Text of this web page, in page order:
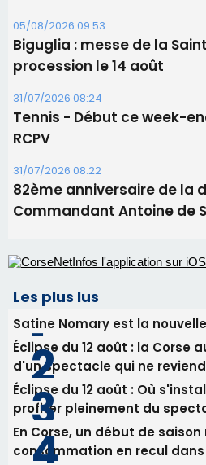
05/08/2026 09:53
Biguglia : messe de la
procession le 14 août
31/07/2026 08:24
Tennis - Début ce week-
RCPV
31/07/2026 08:22
82ème anniversaire de la
Commandant Antoine de
Les plus lus
Satine Nomary est la
Éclipse du 12 août : la Corse
d'un spectacle qui ne
Éclipse du 12 août : Où
profiter pleinement du
En Corse, un début de
consommation en recul